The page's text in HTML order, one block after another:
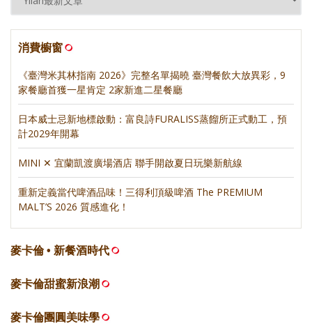
消費櫥窗
《臺灣米其林指南 2026》完整名單揭曉 臺灣餐飲大放異彩，9
家餐廳首獲一星肯定 2家新進二星餐廳
日本威士忌新地標啟動：富良詩FURALISS蒸餾所正式動工，預
計2029年開幕
MINI ✕ 宜蘭凱渡廣場酒店 聯手開啟夏日玩樂新航線
重新定義當代啤酒品味！三得利頂級啤酒 The PREMIUM
MALT’S 2026 質感進化！
麥卡倫 • 新餐酒時代
麥卡倫甜蜜新浪潮
麥卡倫團圓美味學